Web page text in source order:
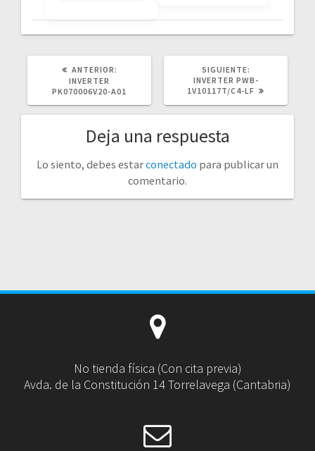
ANTERIOR:
INVERTER
PK070006V20-A01
SIGUIENTE:
POST:
INVERTER PWB-
1V10117T/C4-LF
Deja una respuesta
Lo siento, debes estarconectado para publicar un
comentario.
No tienda física (Con cita previa)
Avda. de la Constitución 14 Torrelavega (Cantabria)